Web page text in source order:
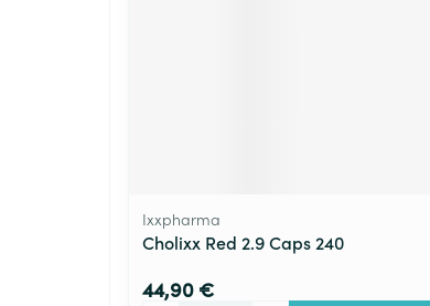
Ixxpharma
Cholixx Red 2.9 Caps 240
44,90 €